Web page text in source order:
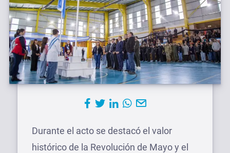
Durante el acto se destacó el valor
histórico de la Revolución de Mayo y el